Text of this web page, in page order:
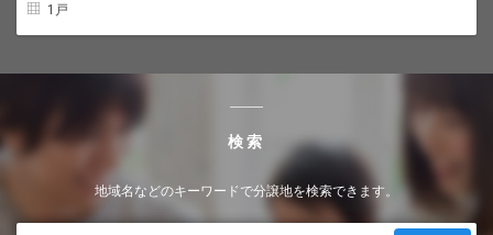
1戸
検索
地域名などのキーワードで分譲地を検索できます。